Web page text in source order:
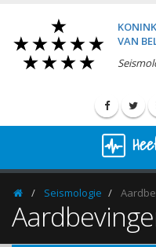
VAN
HomepageSeismologie